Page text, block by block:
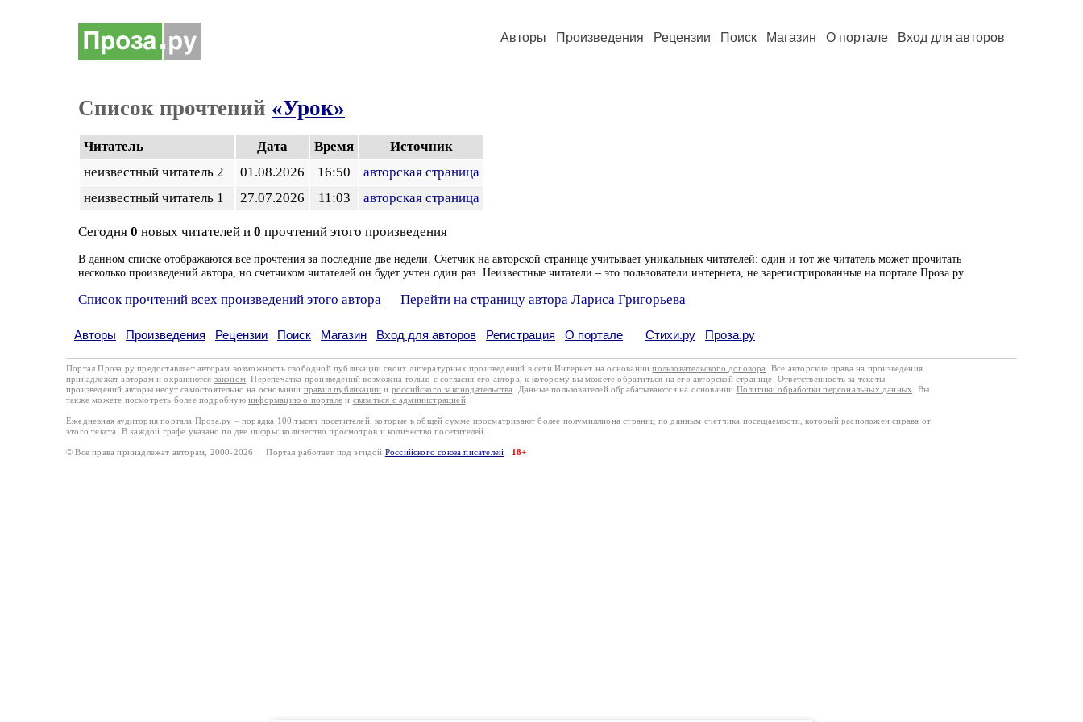
Авторы Произведения Рецензии Поиск Магазин О портале Вход для авторов
Список прочтений «Урок»
Читатель Дата Время
Источник
неизвестный читатель 2
01.08.2026 16:50
авторская страница
неизвестный читатель 1
27.07.2026 11:03 авторская страница
Сегодня 0 новых читателей и 0 прочтений этого произведения
В данном списке отображаются все прочтения за последние две недели. Счетчик на авторской странице учитывает уникальных читателей: один и тот же читатель может прочитать
несколько произведений автора, но счетчиком читателей он будет учтен один раз. Неизвестные читатели – это пользователи интернета, не зарегистрированные на портале Проза.ру.
Список прочтений всех произведений этого автора Перейти на страницу автора Лариса Григорьева
Авторы Произведения Рецензии Поиск Магазин Вход для авторов Регистрация О портале Стихи.ру Проза.ру
Портал Проза.ру предоставляет авторам возможность свободной публикации своих литературных произведений в сети Интернет на основаниипользовательского договора
. Все авторские права на произведения
принадлежат авторам и охраняются законом . Перепечатка произведений возможна только с согласия его автора, к которому вы можете обратиться на его авторской странице. Ответственность за тексты
произведений авторы несут самостоятельно на основании правил публикации и российского законодательства . Данные пользователей обрабатываются на основании Политики обработки персональных данных
. Вы
также можете посмотреть более подробную информацию о портале и связаться с администрацией.
Ежедневная аудитория портала Проза.ру – порядка 100 тысяч посетителей, которые в общей сумме просматривают более полумиллиона страниц по данным счетчика посещаемости, который расположен справа от
этого текста. В каждой графе указано по две цифры: количество просмотров и количество посетителей.
© Все права принадлежат авторам, 2000-2026 Портал работает под эгидой Российского союза писателей 18+